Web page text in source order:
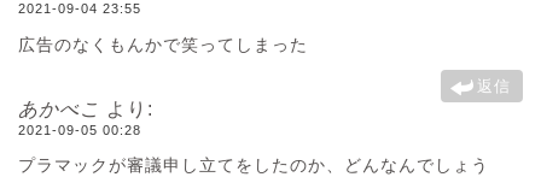
2021-09-04 23:55
広告のなくもんかで笑ってしまった
返信
あかべこ より:
2021-09-05 00:28
プラマックが審議申し立てをしたのか、どんなんでしょう